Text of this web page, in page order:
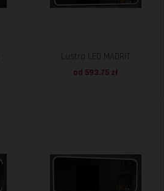
Lustra LED MADRIT
od 593.75 zł